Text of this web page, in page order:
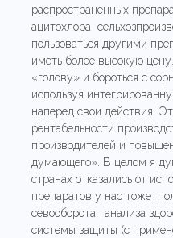
распространенных
ацитохлора
пользоваться другими
иметь более высокую
«голову» и бороться с
используя
наперед свои действия.
рентабельности
производителей и
думающего». В целом я
странах отказались от
препаратов у нас тоже
севооборота, анализа
системы защиты (с